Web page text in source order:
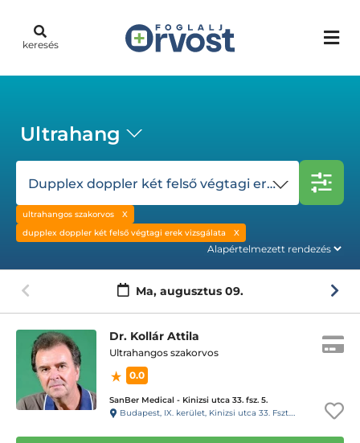
keresés
Ultrahang
Dupplex doppler két felső végtagi erek vizsgálata
ultrahangos szakorvos
dupplex doppler két felső végtagi erek vizsgálata
Ma, augusztus 09.
Dr. Kollár Attila
Ultrahangos szakorvos
0.0
SanBer Medical - Kinizsi utca 33. fsz. 5.
Budapest, IX. kerület, Kinizsi utca 33. Fszt. 5. 5-ös kapucsengő